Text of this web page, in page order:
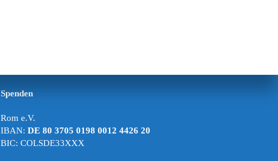
Spenden
Rom e.V.
IBAN:DE 80 3705 0198 0012 4426 20
BIC: COLSDE33XXX